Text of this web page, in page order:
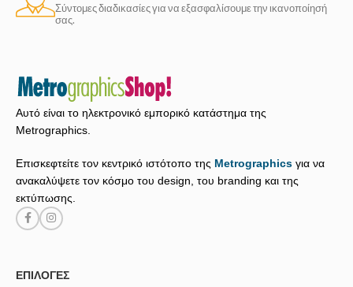
Σύντομες διαδικασίες για να εξασφαλίσουμε την ικανοποίησή
σας.
Αυτό είναι το ηλεκτρονικό εμπορικό κατάστημα της
Metrographics.
Επισκεφτείτε τον κεντρικό ιστότοπο της Metrographics για να
ανακαλύψετε τον κόσμο του design, του branding και της
εκτύπωσης.
ΕΠΙΛΟΓΈΣ